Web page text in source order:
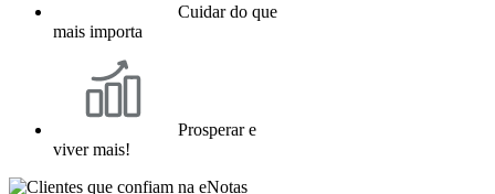
Cuidar do que
mais importa
Prosperar e
viver mais!